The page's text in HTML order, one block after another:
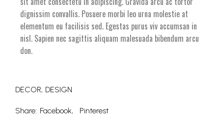
dignissim convallis. Posuere morbi leo urna molestie at
elementum eu facilisis sed. Egestas purus viv accumsan in
nisl. Sapien nec sagittis aliquam malesuada bibendum arcu
don.
DECOR DESIGN
Share: Facebook Pinterest